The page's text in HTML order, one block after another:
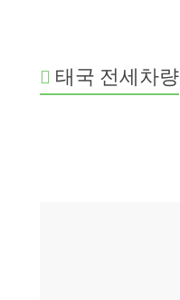
태국 전세차량